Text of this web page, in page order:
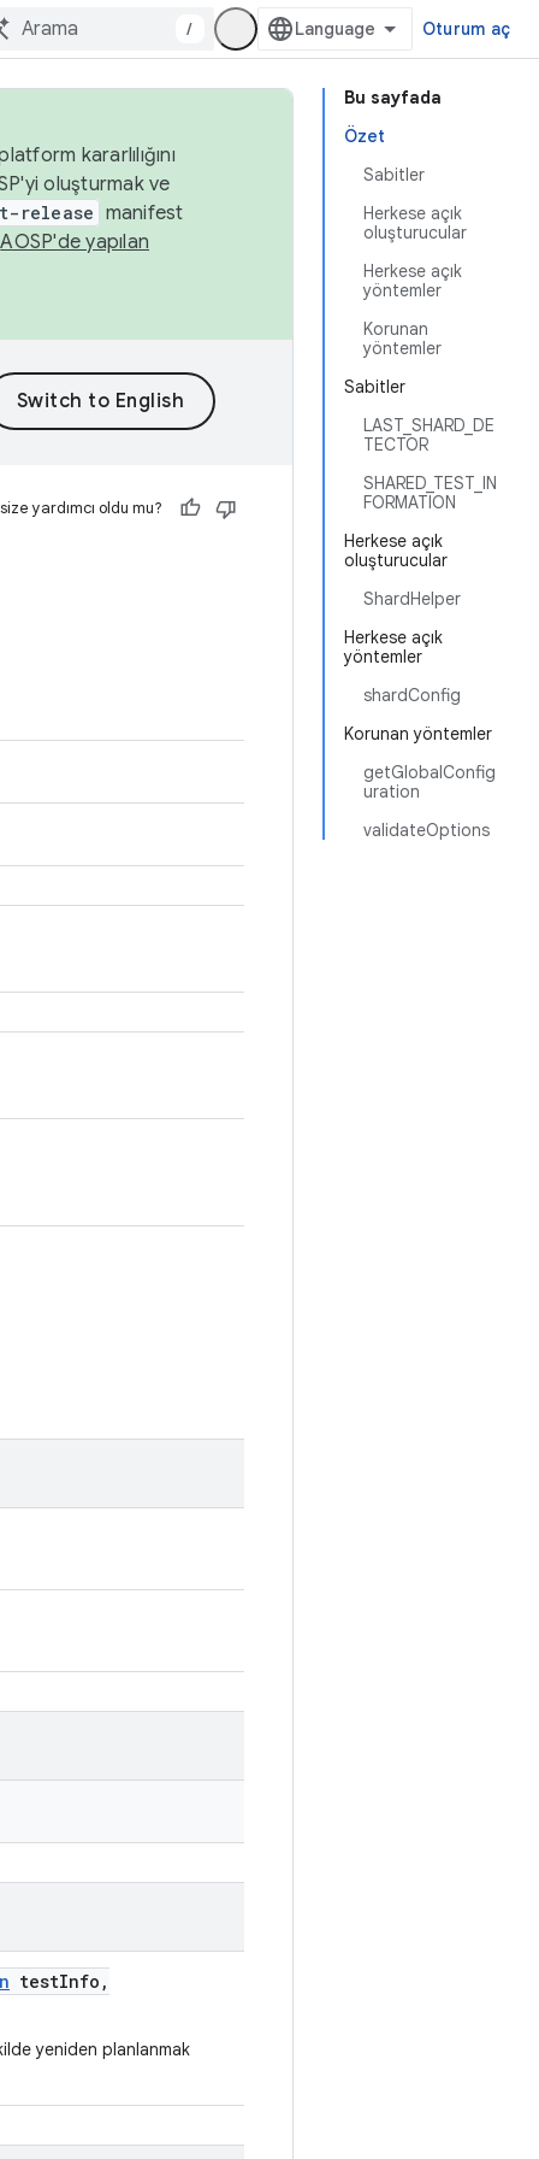
/ Oturum aç
Bu sayfada
Özet
Sabitler
Herkese açık
oluşturucular
Herkese açık
yöntemler
Korunan
yöntemler
Sabitler
LAST_SHARD_DE
TECTOR
SHARED_TEST_IN
FORMATION
Herkese açık
oluşturucular
ShardHelper
Herkese açık
yöntemler
shardConfig
Korunan yöntemler
getGlobalConfig
uration
validateOptions
kararlılığını
oluşturmak ve
release manifest
AOSP'de yapılan
yardımcı oldu mu?
testInfo ,
yeniden planlanmak